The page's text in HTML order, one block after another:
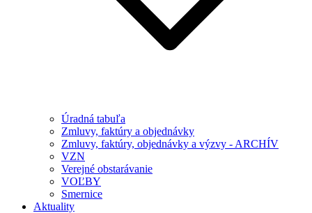
Úradná tabuľa
Zmluvy, faktúry a objednávky
Zmluvy, faktúry, objednávky a výzvy - ARCHÍV
VZN
Verejné obstarávanie
VOĽBY
Smernice
Aktuality